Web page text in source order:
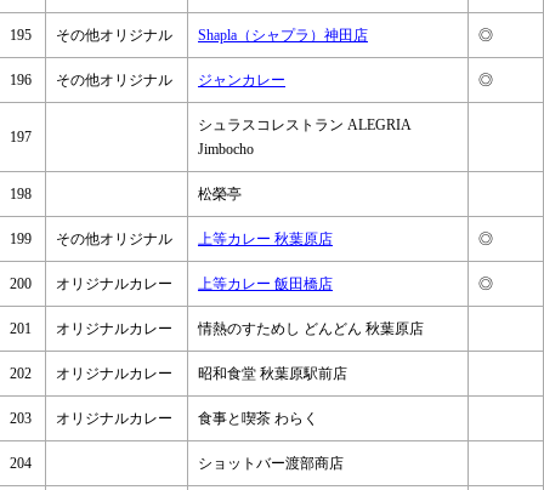
195 その他オリジナル Shapla（シャプラ）神田店 ◎
196 その他オリジナル ジャンカレー ◎
197
シュラスコレストラン ALEGRIA
Jimbocho
198 松榮亭
199 その他オリジナル 上等カレー 秋葉原店 ◎
200 オリジナルカレー 上等カレー 飯田橋店 ◎
201 オリジナルカレー 情熱のすためし どんどん 秋葉原店
202 オリジナルカレー 昭和食堂 秋葉原駅前店
203 オリジナルカレー 食事と喫茶 わらく
204 ショットバー渡部商店